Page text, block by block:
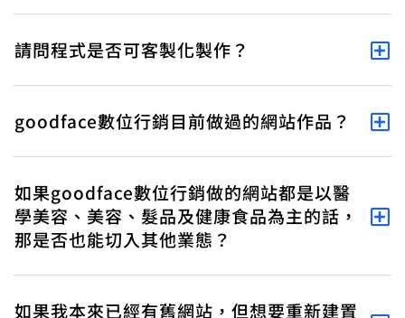
請問程式是否可客製化製作？
goodface數位行銷目前做過的網站作品？
如果goodface數位行銷做的網站都是以醫
學美容、美容、髮品及健康食品為主的話，
那是否也能切入其他業態？
如果我本來已經有舊網站，但想要重新建置